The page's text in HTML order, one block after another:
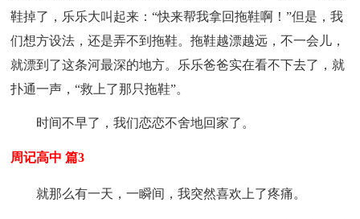
鞋掉了，乐乐大叫起来：“快来帮我拿回拖鞋啊！”但是，我
们想方设法，还是弄不到拖鞋。拖鞋越漂越远，不一会儿，
就漂到了这条河最深的地方。乐乐爸爸实在看不下去了，就
扑通一声，“救上了那只拖鞋”。
时间不早了，我们恋恋不舍地回家了。
周记高中 篇3
就那么有一天，一瞬间，我突然喜欢上了疼痛。